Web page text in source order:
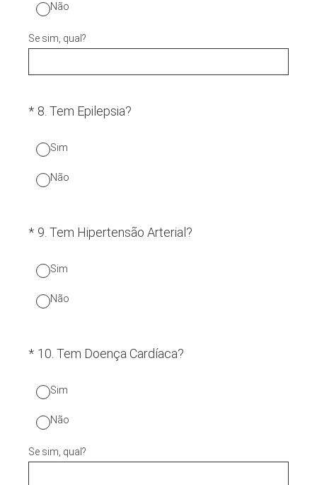
Não
Se sim, qual?
* 8 Tem Epilepsia?
(Obrigatório.)
Sim
Não
* 9 Tem Hipertensão Arterial?
(Obrigatório.)
Sim
Não
* 10 Tem Doença Cardíaca?
(Obrigatório.)
Sim
Não
Se sim, qual?